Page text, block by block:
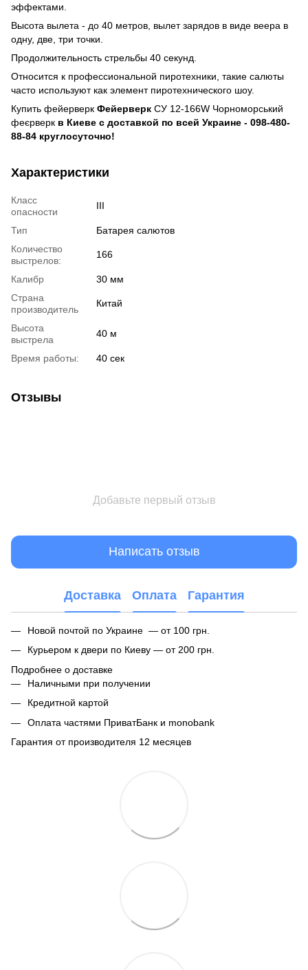
эффектами.
Высота вылета - до 40 метров, вылет зарядов в виде веера в
одну, две, три точки.
Продолжительность стрельбы 40 секунд.
Относится к профессиональной пиротехники, такие салюты
часто используют как элемент пиротехнического шоу.
Купить фейерверк Фейерверк СУ 12-166W Чорноморський
феєрверк в Киеве с доставкой по всей Украине - 098-480-
88-84 круглосуточно!
Характеристики
Класс
опасности
III
Тип
Батарея салютов
Количество
выстрелов:
166
Калибр
30 мм
Страна
производитель
Китай
Высота
выстрела
40 м
Время работы: 40 сек
Отзывы
Добавьте первый отзыв
Написать отзыв
Доставка Оплата Гарантия
Новой почтой по Украине — от 100 грн.
Курьером к двери по Киеву — от 200 грн.
Подробнее о доставке
Наличными при получении
Кредитной картой
Оплата частями ПриватБанк и monobank
Гарантия от производителя 12 месяцев